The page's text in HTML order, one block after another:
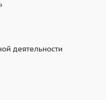
средствами.
коррозию металла и
Мелисептол, а также
деятельности